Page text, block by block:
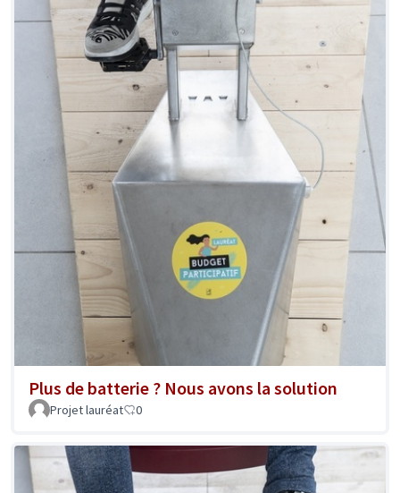
Plus de batterie ? Nous avons la solution
Projet lauréat 0